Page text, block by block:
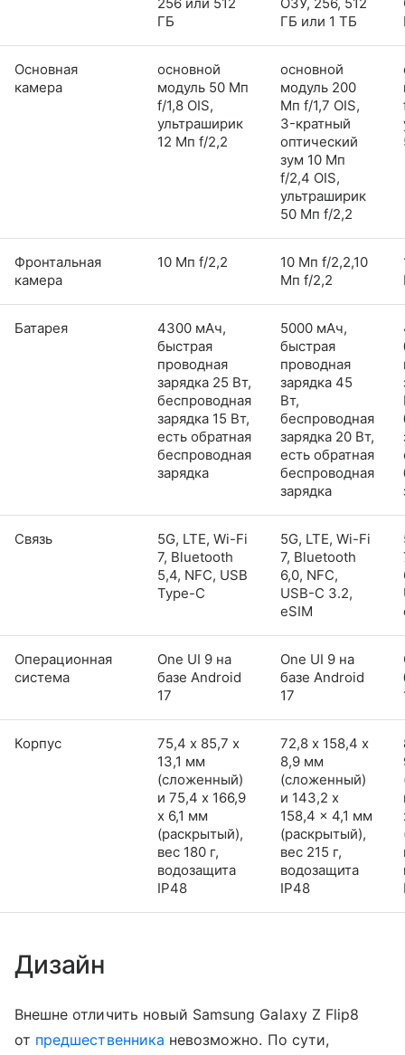
ГБ
ГБ или 1 ТБ
Основная
камера
основной
модуль 50 Мп
f/1,8 OIS,
ультраширик
12 Мп f/2,2
основной
модуль 200
Мп f/1,7 OIS,
3-кратный
оптический
зум 10 Мп
f/2,4 OIS,
ультраширик
50 Мп f/2,2
Фронтальная
камера
10 Мп f/2,2
10 Мп f/2,2,10
Мп f/2,2
Батарея
4300 мАч,
быстрая
проводная
зарядка 25 Вт,
беспроводная
зарядка 15 Вт,
есть обратная
беспроводная
зарядка
5000 мАч,
быстрая
проводная
зарядка 45
Вт,
беспроводная
зарядка 20 Вт,
есть обратная
беспроводная
зарядка
Связь
5G, LTE, Wi-Fi
7, Bluetooth
5,4, NFC, USB
Type-C
5G, LTE, Wi-Fi
7, Bluetooth
6,0, NFC,
USB-C 3.2,
eSIM
Операционная
система
One UI 9 на
базе Android
17
One UI 9 на
базе Android
17
Корпус
75,4 х 85,7 х
13,1 мм
(сложенный)
и 75,4 x 166,9
x 6,1 мм
(раскрытый),
вес 180 г,
водозащита
IP48
72,8 х 158,4 х
8,9 мм
(сложенный)
и 143,2 x
158,4 x 4,1 мм
(раскрытый),
вес 215 г,
водозащита
IP48
Дизайн
Внешне отличить новый Samsung Galaxy Z Flip8
от предшественника невозможно. По сути,